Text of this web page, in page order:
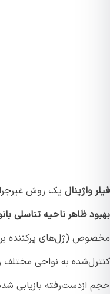
واژینالیک روش غیرجراحی
ظاهر ناحیه تناسلی بانوان
(ژل‌های پرکننده بر
به نواحی مختلف
ازدست‌رفته بازیابی شده